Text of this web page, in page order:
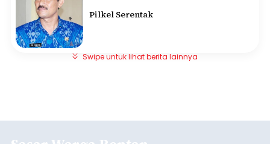
Pilkel Serentak
Swipe untuk lihat berita lainnya